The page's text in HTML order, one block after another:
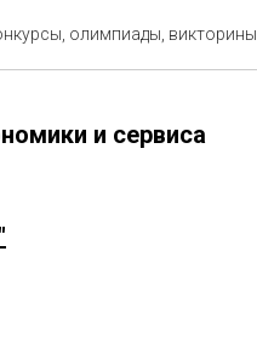
олимпиады, викторины
и сервиса